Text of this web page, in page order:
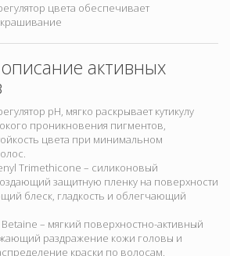
цвета обеспечивает
активных
pH, мягко раскрывает кутикулу
проникновения пигментов,
цвета при минимальном
Trimethicone – силиконовый
защитную пленку на поверхности
блеск, гладкость и облегчающий
– мягкий поверхностно-активный
раздражение кожи головы и
краски по волосам.